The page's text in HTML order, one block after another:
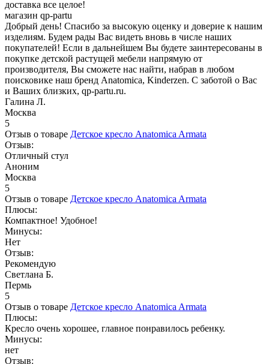
доставка все целое!
магазин qp-partu
Добрый день! Спасибо за высокую оценку и доверие к нашим
изделиям. Будем рады Вас видеть вновь в числе наших
покупателей! Если в дальнейшем Вы будете заинтересованы в
покупке детской растущей мебели напрямую от
производителя, Вы сможете нас найти, набрав в любом
поисковике наш бренд Anatomica, Kinderzen. С заботой о Вас
и Ваших близких, qp-partu.ru.
Галина Л.
Москва
5
Отзыв о товаре Детское кресло Anatomica Armata
Отзыв:
Отличный стул
Аноним
Москва
5
Отзыв о товаре Детское кресло Anatomica Armata
Плюсы:
Компактное! Удобное!
Минусы:
Нет
Отзыв:
Рекомендую
Светлана Б.
Пермь
5
Отзыв о товаре Детское кресло Anatomica Armata
Плюсы:
Кресло очень хорошее, главное понравилось ребенку.
Минусы:
нет
Отзыв: